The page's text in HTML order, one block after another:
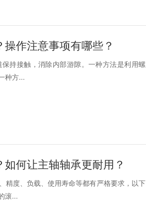
作注意事项有哪些？
持接触，消除内部游隙。一种方法是利用螺
种方...
何让主轴轴承更耐用？
精度、负载、使用寿命等都有严格要求，以下
滚...